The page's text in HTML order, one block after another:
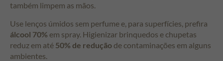
também limpem as mãos.
Use lenços úmidos sem perfume e, para superfícies, prefira
álcool 70% em spray. Higienizar brinquedos e chupetas
reduz em até 50% de redução de contaminações em alguns
ambientes.